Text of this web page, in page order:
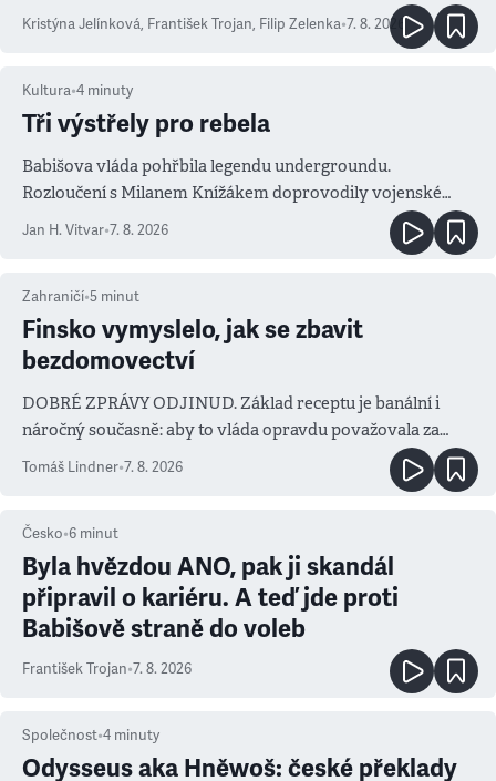
Kristýna Jelínková, František Trojan, Filip Zelenka•7. 8. 2026
Kultura•4 minuty
Tři výstřely pro rebela
Babišova vláda pohřbila legendu undergroundu.
Rozloučení s Milanem Knížákem doprovodily vojenské
salvy i kritika pokrokářů
Jan H. Vitvar•7. 8. 2026
Zahraničí•5 minut
Finsko vymyslelo, jak se zbavit
bezdomovectví
DOBRÉ ZPRÁVY ODJINUD. Základ receptu je banální i
náročný současně: aby to vláda opravdu považovala za
prioritu
Tomáš Lindner•7. 8. 2026
Česko•6 minut
Byla hvězdou ANO, pak ji skandál
připravil o kariéru. A teď jde proti
Babišově straně do voleb
František Trojan•7. 8. 2026
Společnost•4 minuty
Odysseus aka Hněwoš: české překlady